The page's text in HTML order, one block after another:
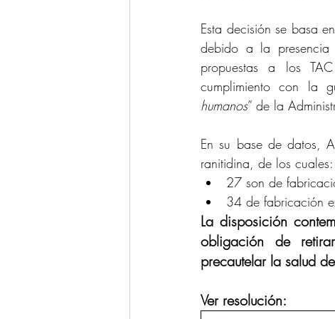
Esta decisión se basa
debido a la presencia
propuestas a los
cumplimiento con la
humanos” de la
En su base de datos,
ranitidina, de los cuales:
27 son de
34 de fabricación
La disposición
obligación de
precautelar la salud
Ver resolución: